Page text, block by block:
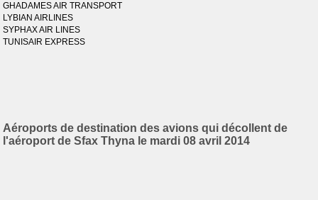
GHADAMES AIR TRANSPORT
LYBIAN AIRLINES
SYPHAX AIR LINES
TUNISAIR EXPRESS
Aéroports de destination des avions qui décollent de
l'aéroport de Sfax Thyna le mardi 08 avril 2014